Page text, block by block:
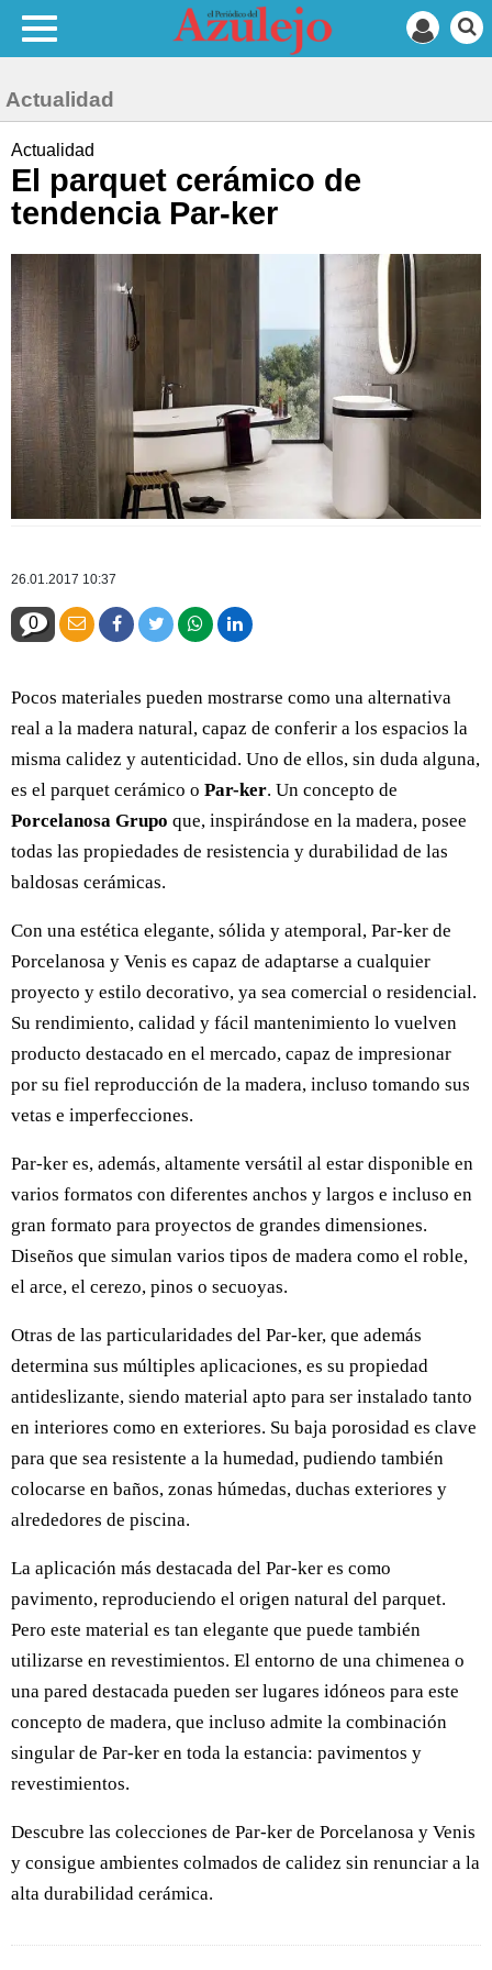
Actualidad
Actualidad
El parquet cerámico de
tendencia Par-ker
26.01.2017 10:37
0
Pocos materiales pueden mostrarse como una alternativa
real a la madera natural, capaz de conferir a los espacios la
misma calidez y autenticidad. Uno de ellos, sin duda alguna,
es el parquet cerámico o Par-ker. Un concepto de
Porcelanosa Grupo que, inspirándose en la madera, posee
todas las propiedades de resistencia y durabilidad de las
baldosas cerámicas.
Con una estética elegante, sólida y atemporal, Par-ker de
Porcelanosa y Venis es capaz de adaptarse a cualquier
proyecto y estilo decorativo, ya sea comercial o residencial.
Su rendimiento, calidad y fácil mantenimiento lo vuelven
producto destacado en el mercado, capaz de impresionar
por su fiel reproducción de la madera, incluso tomando sus
vetas e imperfecciones.
Par-ker es, además, altamente versátil al estar disponible en
varios formatos con diferentes anchos y largos e incluso en
gran formato para proyectos de grandes dimensiones.
Diseños que simulan varios tipos de madera como el roble,
el arce, el cerezo, pinos o secuoyas.
Otras de las particularidades del Par-ker, que además
determina sus múltiples aplicaciones, es su propiedad
antideslizante, siendo material apto para ser instalado tanto
en interiores como en exteriores. Su baja porosidad es clave
para que sea resistente a la humedad, pudiendo también
colocarse en baños, zonas húmedas, duchas exteriores y
alrededores de piscina.
La aplicación más destacada del Par-ker es como
pavimento, reproduciendo el origen natural del parquet.
Pero este material es tan elegante que puede también
utilizarse en revestimientos. El entorno de una chimenea o
una pared destacada pueden ser lugares idóneos para este
concepto de madera, que incluso admite la combinación
singular de Par-ker en toda la estancia: pavimentos y
revestimientos.
Descubre las colecciones de Par-ker de Porcelanosa y Venis
y consigue ambientes colmados de calidez sin renunciar a la
alta durabilidad cerámica.